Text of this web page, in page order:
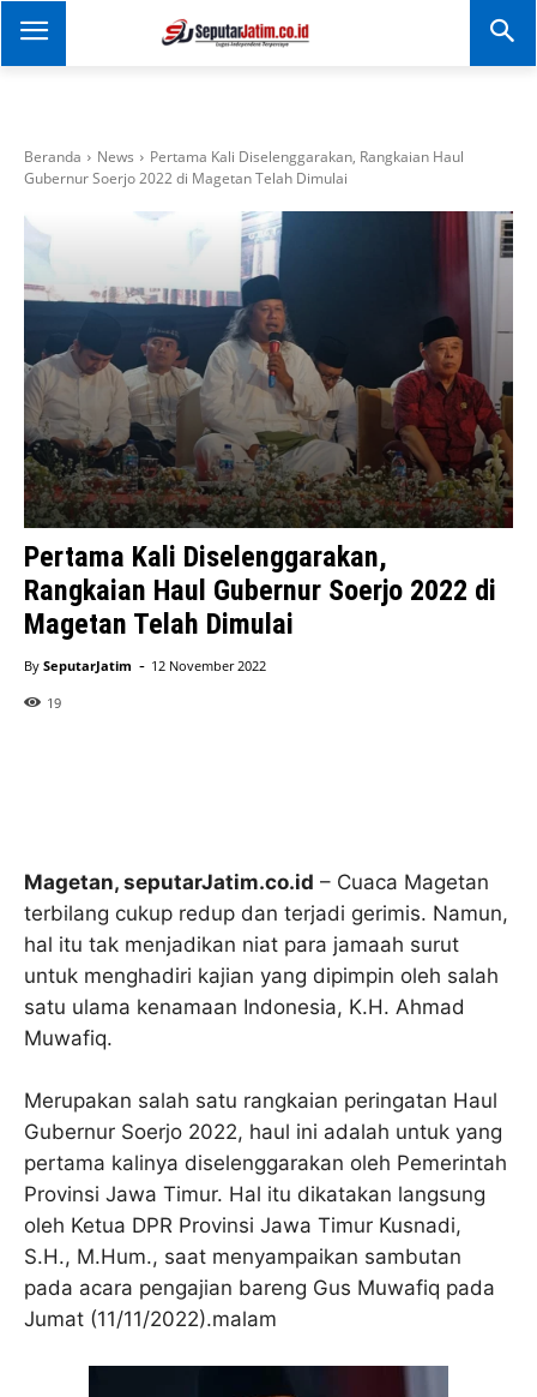
SEPUTAR JATIM
Portal Informasi Dan
Beranda News
Pertama Kali Diselenggarakan, Rangkaian Haul
Gubernur Soerjo 2022 di Magetan Telah Dimulai
Pertama Kali Diselenggarakan,
Rangkaian Haul Gubernur Soerjo 2022 di
Magetan Telah Dimulai
By SeputarJatim - 12 November 2022
19
Magetan, seputarJatim.co.id – Cuaca Magetan
terbilang cukup redup dan terjadi gerimis. Namun,
hal itu tak menjadikan niat para jamaah surut
untuk menghadiri kajian yang dipimpin oleh salah
satu ulama kenamaan Indonesia, K.H. Ahmad
Muwafiq.
Merupakan salah satu rangkaian peringatan Haul
Gubernur Soerjo 2022, haul ini adalah untuk yang
pertama kalinya diselenggarakan oleh Pemerintah
Provinsi Jawa Timur. Hal itu dikatakan langsung
oleh Ketua DPR Provinsi Jawa Timur Kusnadi,
S.H., M.Hum., saat menyampaikan sambutan
pada acara pengajian bareng Gus Muwafiq pada
Jumat (11/11/2022).malam